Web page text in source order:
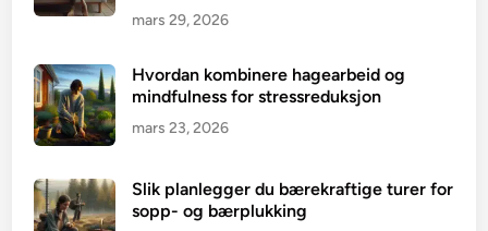
mars 29, 2026
Hvordan kombinere hagearbeid og
mindfulness for stressreduksjon
mars 23, 2026
Slik planlegger du bærekraftige turer for
sopp- og bærplukking